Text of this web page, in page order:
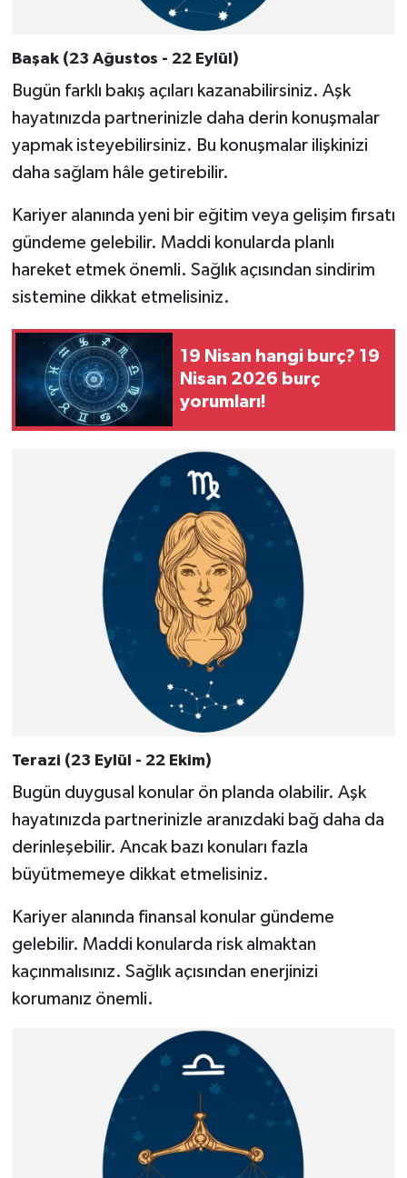
Başak (23 Ağustos - 22 Eylül)
Bugün farklı bakış açıları kazanabilirsiniz. Aşk
hayatınızda partnerinizle daha derin konuşmalar
yapmak isteyebilirsiniz. Bu konuşmalar ilişkinizi
daha sağlam hâle getirebilir.
Kariyer alanında yeni bir eğitim veya gelişim fırsatı
gündeme gelebilir. Maddi konularda planlı
hareket etmek önemli. Sağlık açısından sindirim
sistemine dikkat etmelisiniz.
19 Nisan hangi burç? 19
Nisan 2026 burç
yorumları!
Terazi (23 Eylül - 22 Ekim)
Bugün duygusal konular ön planda olabilir. Aşk
hayatınızda partnerinizle aranızdaki bağ daha da
derinleşebilir. Ancak bazı konuları fazla
büyütmemeye dikkat etmelisiniz.
Kariyer alanında finansal konular gündeme
gelebilir. Maddi konularda risk almaktan
kaçınmalısınız. Sağlık açısından enerjinizi
korumanız önemli.